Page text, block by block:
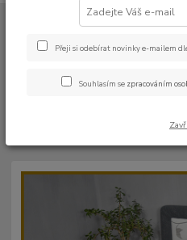
PROSTĚRADLA
Bavlněné
16 lahvově zelená
Bavlněné
Přeji si odebírat novinky e-mailem
Souhlasím se zpracováním